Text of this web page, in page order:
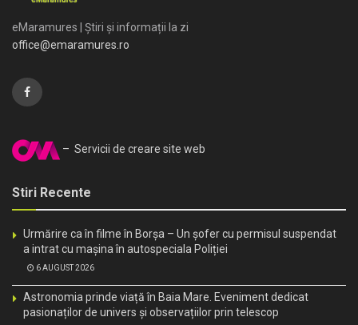
eMaramures | Știri și informații la zi
office@emaramures.ro
– Servicii de creare site web
Stiri Recente
Urmărire ca în filme în Borșa – Un șofer cu permisul suspendat
a intrat cu mașina în autospeciala Poliției
6 AUGUST 2026
Astronomia prinde viață în Baia Mare. Eveniment dedicat
pasionaților de univers și observațiilor prin telescop